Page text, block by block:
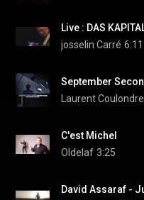
josselin Carré 6:11
Laurent Coulondre
C'est Michel
Oldelaf 3:25